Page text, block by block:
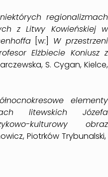
regionalizmach
z Litwy Kowieńskiej w
[w:] W przestrzeni
Elżbiecie Koniusz z
S. Cygan, Kielce,
elementy
litewskich Józefa
kulturowy obraz
Piotrków Trybunalski,